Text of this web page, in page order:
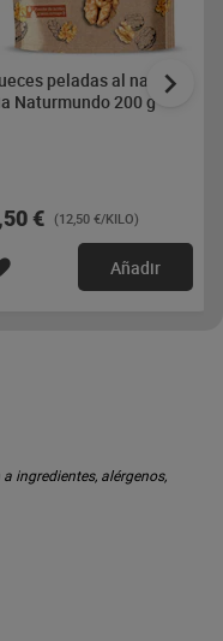
peladas al natural
Naturmundo 200 g
€ (12,50 €/KILO)
Añadir
ingredientes, alérgenos,